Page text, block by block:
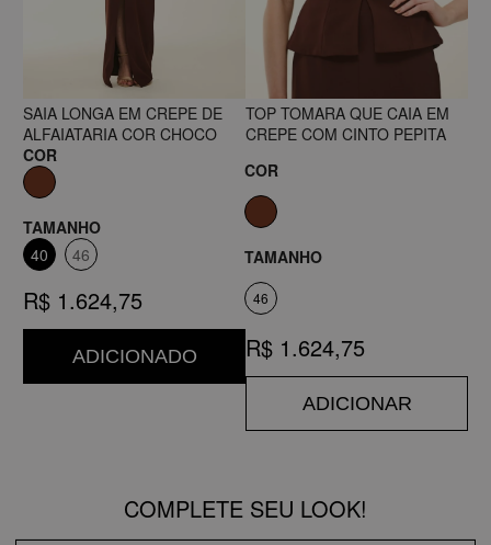
SAIA LONGA EM CREPE DE
ALFAIATARIA COR CHOCO
COR
TAMANHO
40
46
R$ 1.624,75
ADICIONADO
TOP TOMARA QUE CAIA EM
CREPE COM CINTO PEPITA
COR
TAMANHO
46
R$ 1.624,75
ADICIONAR
COMPLETE SEU LOOK!